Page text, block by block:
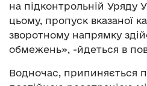
на підконтрольній Уряду
цьому, пропуск вказаної
зворотному напрямку
обмежень», -йдеться в
Водночас, припиняється